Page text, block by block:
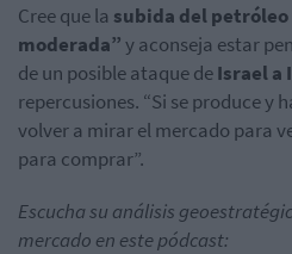
Cree que la subida del petróleo
moderada”y aconseja estar
de un posible ataque deIsrael a
repercusiones. “Si se produce y
volver a mirar el mercado para
para comprar”.
Escucha su análisis
mercado en este pódcast: